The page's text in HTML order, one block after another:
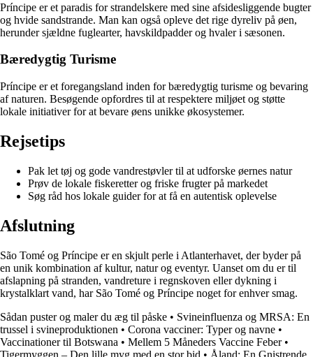
Príncipe er et paradis for strandelskere med sine afsidesliggende bugter
og hvide sandstrande. Man kan også opleve det rige dyreliv på øen,
herunder sjældne fuglearter, havskildpadder og hvaler i sæsonen.
Bæredygtig Turisme
Príncipe er et foregangsland inden for bæredygtig turisme og bevaring
af naturen. Besøgende opfordres til at respektere miljøet og støtte
lokale initiativer for at bevare øens unikke økosystemer.
Rejsetips
Pak let tøj og gode vandrestøvler til at udforske øernes natur
Prøv de lokale fiskeretter og friske frugter på markedet
Søg råd hos lokale guider for at få en autentisk oplevelse
Afslutning
São Tomé og Príncipe er en skjult perle i Atlanterhavet, der byder på
en unik kombination af kultur, natur og eventyr. Uanset om du er til
afslapning på stranden, vandreture i regnskoven eller dykning i
krystalklart vand, har São Tomé og Príncipe noget for enhver smag.
Sådan puster og maler du æg til påske • Svineinfluenza og MRSA: En
trussel i svineproduktionen • Corona vacciner: Typer og navne •
Vaccinationer til Botswana • Mellem 5 Måneders Vaccine Feber•
Tigermyggen – Den lille myg med en stor bid • Åland: En Gnistrende